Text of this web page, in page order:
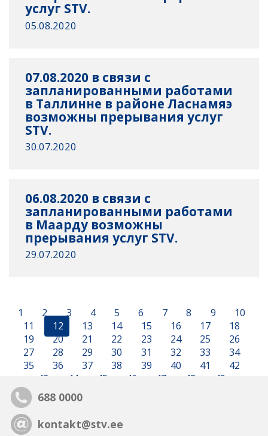
услуг STV.
05.08.2020
07.08.2020 в связи с
запланированными работами
в Таллинне в районе Ласнамяэ
возможны прерывания услуг
STV.
30.07.2020
06.08.2020 в связи с
запланированными работами
в Маарду возможны
прерывания услуг STV.
29.07.2020
1 2 3 4 5 6 7 8 9
10
11
12 13 14 15 16 17
18
19
20 21 22 23 24 25
26
27
28 29 30 31 32 33
34
35
36 37 38 39 40 41
42
43
44 45 46 47 48 49
688 0000
kontakt@stv.ee